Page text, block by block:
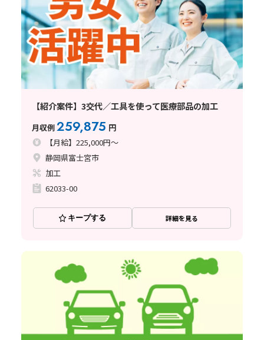
【紹介案件】3交代／工具を使って医療部品の加工
月収例259,875 円
【月給】225,000円～
静岡県富士宮市
加工
62033-00
キープする 詳細を見る